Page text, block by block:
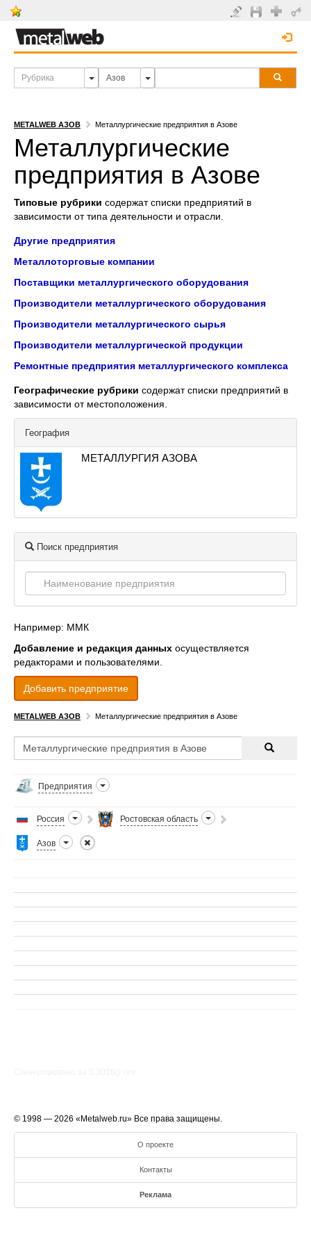
METALWEB АЗОВ Металлургические предприятия в Азове
Металлургические
предприятия в Азове
Типовые рубрики содержат списки предприятий в
зависимости от типа деятельности и отрасли.
Другие предприятия
Металлоторговые компании
Поставщики металлургического оборудования
Производители металлургического оборудования
Производители металлургического сырья
Производители металлургической продукции
Ремонтные предприятия металлургического комплекса
Географические рубрики содержат списки предприятий в
зависимости от местоположения.
География
МЕТАЛЛУРГИЯ АЗОВА
Поиск предприятия
Например: ММК
Добавление и редакция данных осуществляется
редакторами и пользователями.
Добавить предприятие
METALWEB АЗОВ Металлургические предприятия в Азове
Предприятия
Россия Ростовская область
Азов
© 1998 — 2026 «Metalweb.ru» Все права защищены.
О проекте
Контакты
Реклама